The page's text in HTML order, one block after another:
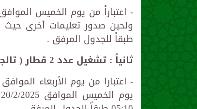
طبقاً للجدول المرفق .
ثانياً : تشغيل عدد 2 قطار ( تالجو ) على خط القاهرة / الأقصر والعكس :